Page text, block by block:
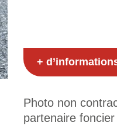
+
Photo non
partenaire foncier